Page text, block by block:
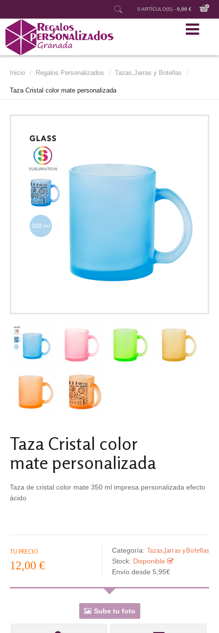
0 ARTÍCULO(S) - 0,00 €
Inicio / Regalos Personalizados / Tazas,Jarras y Botellas /
Taza Cristal color mate personalizada
Taza Cristal color
mate personalizada
Taza de cristal color mate 350 ml impresa personalizada efecto
ácido
TU PRECIO
12,00 €
Categoría: Tazas,Jarras y Botellas
Stock: Disponible
Envío desde 5,95€
Sube tu foto